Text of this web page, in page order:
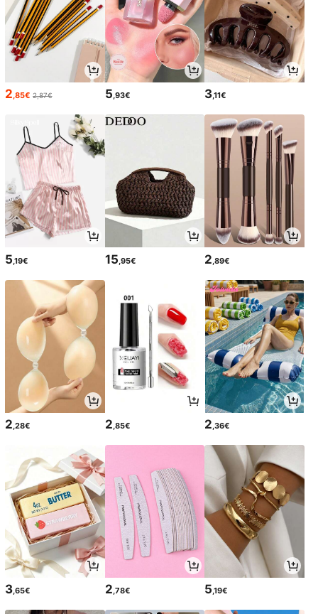
2,85€ 2,87€ 5,93€ 3,11€
5 ,19€ 15 ,95€ 2 ,89€
2,28€ 2,85€ 2,36€
3,65€ 2,78€ 5,19€